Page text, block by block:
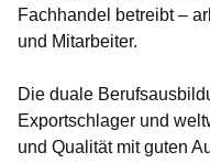
Fachhandel betreibt –
und Mitarbeiter.
Die duale
Exportschlager und
und Qualität mit guten